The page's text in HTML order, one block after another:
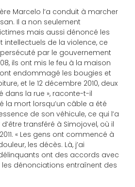
Marcelo l’a conduit à marcher
Il a non seulement
mais aussi dénoncé les
intellectuels de la violence, ce
par le gouvernement
ils ont mis le feu à la maison
endommagé les bougies et
et le 12 décembre 2010, deux
dans la rue », raconte-t-il
la mort lorsqu’un câble a été
de son véhicule, ce qui l’a
transféré à Simojovel, où il
« Les gens ont commencé à
les décès. Là, j’ai
ont des accords avec
dénonciations entraînent des